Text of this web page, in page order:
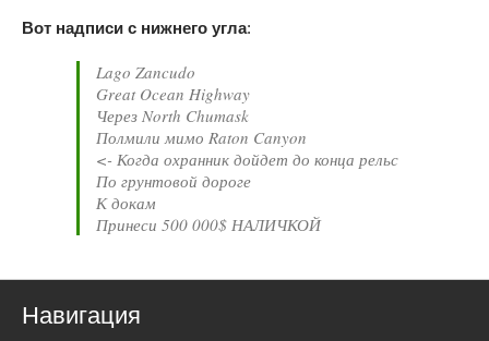
Вот надписи с нижнего угла:
Lago Zancudo
Great Ocean Highway
Через North Chumask
Полмили мимо Raton Canyon
<- Когда охранник дойдет до конца рельс
По грунтовой дороге
К докам
Принеси 500 000$ НАЛИЧКОЙ
Навигация